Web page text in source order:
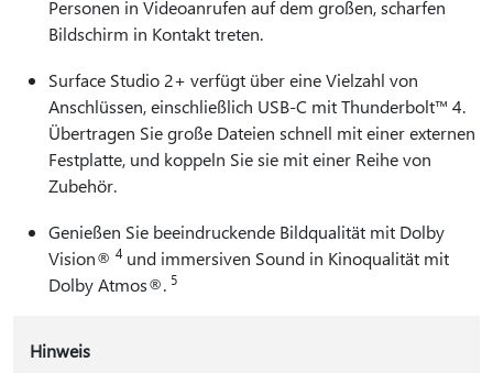
Personen in Videoanrufen auf dem großen, scharfen
Bildschirm in Kontakt treten.
Surface Studio 2+ verfügt über eine Vielzahl von
Anschlüssen, einschließlich USB-C mit Thunderbolt™ 4.
Übertragen Sie große Dateien schnell mit einer externen
Festplatte, und koppeln Sie sie mit einer Reihe von
Zubehör.
Genießen Sie beeindruckende Bildqualität mit Dolby
Vision® 4 und immersiven Sound in Kinoqualität mit
Dolby Atmos®. 5
Hinweis